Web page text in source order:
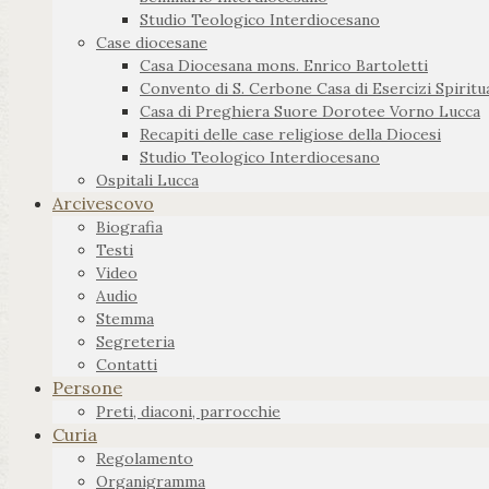
Studio Teologico Interdiocesano
Case diocesane
Casa Diocesana mons. Enrico Bartoletti
Convento di S. Cerbone Casa di Esercizi
Casa di Preghiera Suore Dorotee Vorno Lucca
Recapiti delle case religiose della Diocesi
Studio Teologico Interdiocesano
Ospitali Lucca
Arcivescovo
Biografia
Testi
Video
Audio
Stemma
Segreteria
Contatti
Persone
Preti, diaconi, parrocchie
Curia
Regolamento
Organigramma